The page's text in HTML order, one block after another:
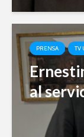
PRENSA TV
al